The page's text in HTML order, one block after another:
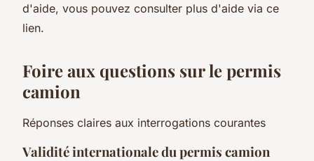
d'aide, vous pouvez consulter plus d'aide via ce
lien.
Foire aux questions sur le permis
camion
Réponses claires aux interrogations courantes
Validité internationale du permis camion